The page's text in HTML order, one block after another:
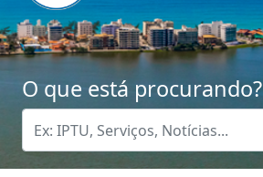
O que está procurando?